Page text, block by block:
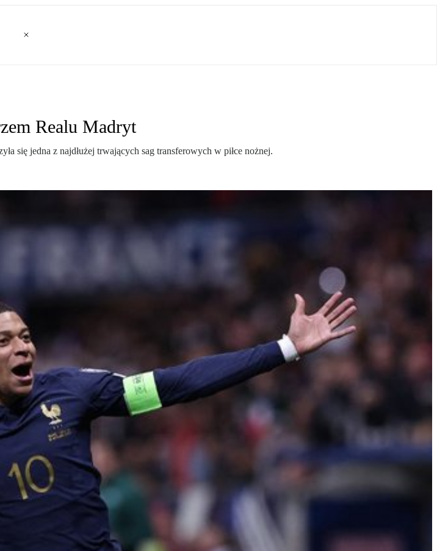
Realu Madryt
się jedna z najdłużej trwających sag transferowych w piłce nożnej.